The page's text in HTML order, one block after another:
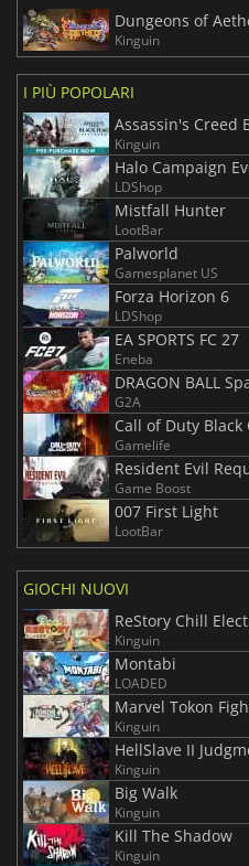
Dungeons of
Kinguin
I PIÙ POPOLARI
Assassin's Creed
Kinguin
Halo Campaign
LDShop
Mistfall Hunter
LootBar
Palworld
Gamesplanet US
Forza Horizon 6
LDShop
EA SPORTS FC 27
Eneba
G2A
Call of Duty Black
Gamelife
Resident Evil
Game Boost
007 First Light
LootBar
GIOCHI NUOVI
ReStory Chill
Kinguin
Montabi
LOADED
Marvel Tokon
Kinguin
HellSlave II
Kinguin
Big Walk
Kinguin
Kill The Shadow
Kinguin